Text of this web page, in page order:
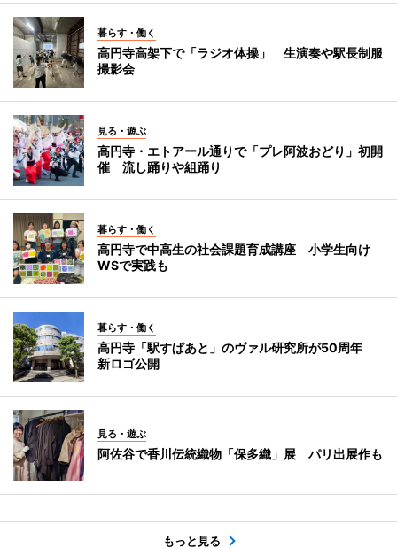
暮らす・働く
高円寺高架下で「ラジオ体操」 生演奏や駅長制服
撮影会
見る・遊ぶ
高円寺・エトアール通りで「プレ阿波おどり」初開
催 流し踊りや組踊り
暮らす・働く
高円寺で中高生の社会課題育成講座 小学生向け
WSで実践も
暮らす・働く
高円寺「駅すぱあと」のヴァル研究所が50周年
新ロゴ公開
見る・遊ぶ
阿佐谷で香川伝統織物「保多織」展 パリ出展作も
もっと見る